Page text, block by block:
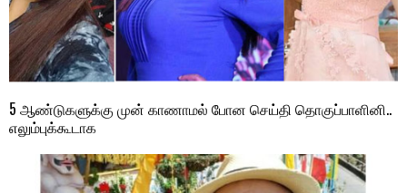
5 ஆண்டுகளுக்கு முன் காணாமல் போன செய்தி தொகுப்பாளினி..
எலும்புக்கூடாக